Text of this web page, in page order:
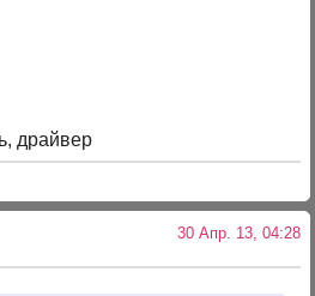
драйвер
30 Апр. 13, 04:28